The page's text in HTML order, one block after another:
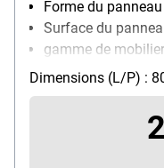
Forme du
Surface du
gamme de
Dimensions (L/P) :